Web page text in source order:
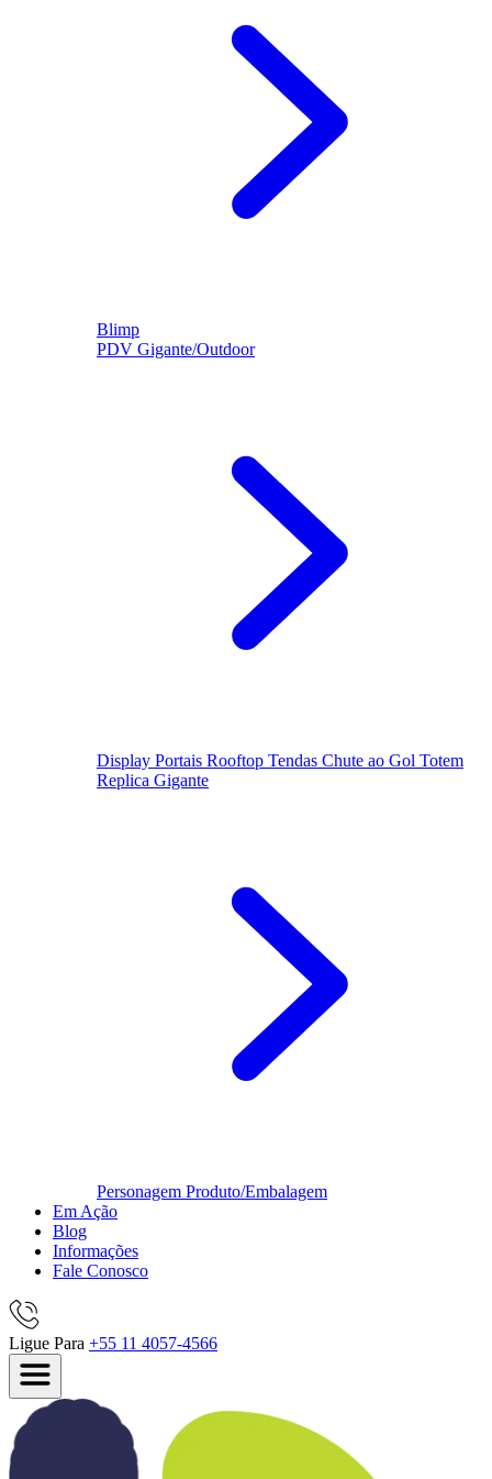
Blimp
PDV Gigante/Outdoor
Display Portais Rooftop Tendas Chute ao Gol Totem
Replica Gigante
Personagem Produto/Embalagem
Em Ação
Blog
Informações
Fale Conosco
Ligue Para +55 11 4057-4566